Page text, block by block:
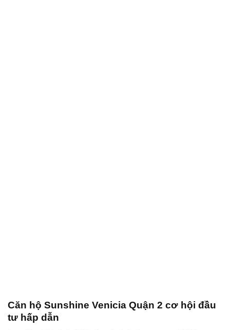
Căn hộ Sunshine Venicia Quận 2 cơ hội đầu
tư hấp dẫn